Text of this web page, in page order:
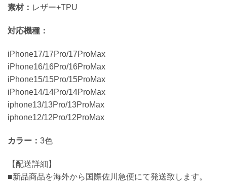
素材： レザー+TPU
対応機種：
iPhone17/17Pro/17ProMax
iPhone16/16Pro/16ProMax
iPhone15/15Pro/15ProMax
iPhone14/14Pro/14ProMax
iphone13/13Pro/13ProMax
iphone12/12Pro/12ProMax
カラー： 3色
【配送詳細】
■新品商品を海外から国際佐川急便にて発送致します。